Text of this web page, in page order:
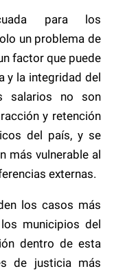
para los
un problema de
factor que puede
y la integridad del
salarios no son
y retención
del país, y se
más vulnerable al
externas.
los casos más
municipios del
dentro de esta
de justicia más